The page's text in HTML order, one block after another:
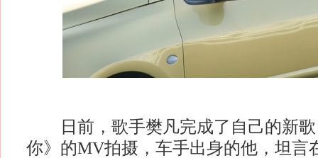
日前，歌手樊凡完成了自己的新歌
你》的MV拍摄，车手出身的他，坦言